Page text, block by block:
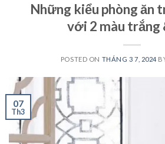
Những kiểu phòng ăn
với 2 màu trắng
POSTED ON THÁNG 3 7, 2024
07
Th3